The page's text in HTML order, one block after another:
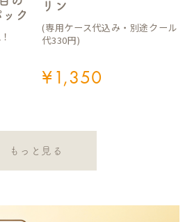
ク
リン
(専用ケース代込み・別途クール
代330円)
¥1,350
もっと見る